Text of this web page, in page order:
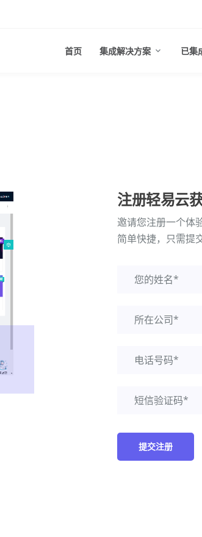
首页 集成解决方案 已集
注册轻易云
邀请您注册一个体
简单快捷，只需提
您的姓名*
所在公司*
电话号码*
短信验证码*
提交注册